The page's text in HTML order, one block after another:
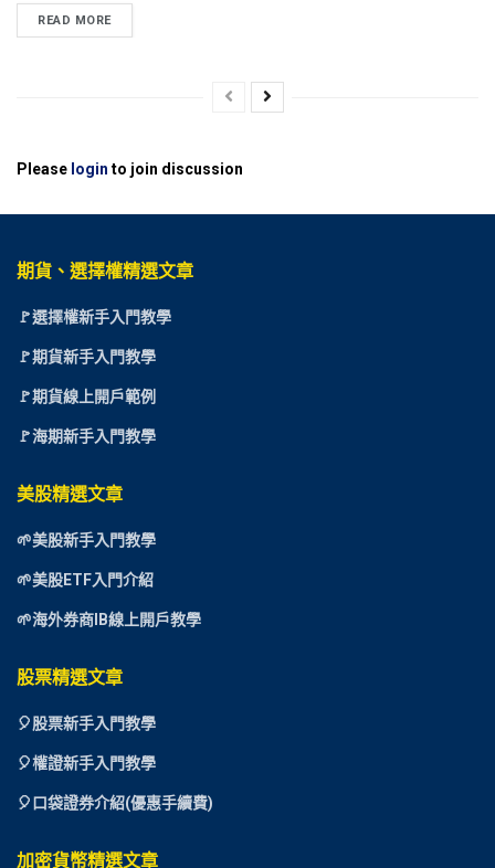
READ MORE
Please login to join discussion
期貨、選擇權精選文章
🚩選擇權新手入門教學
🚩期貨新手入門教學
🚩期貨線上開戶範例
🚩海期新手入門教學
美股精選文章
🌱美股新手入門教學
🌱美股ETF入門介紹
🌱海外券商IB線上開戶教學
股票精選文章
🎈股票新手入門教學
🎈權證新手入門教學
🎈口袋證券介紹(優惠手續費)
加密貨幣精選文章